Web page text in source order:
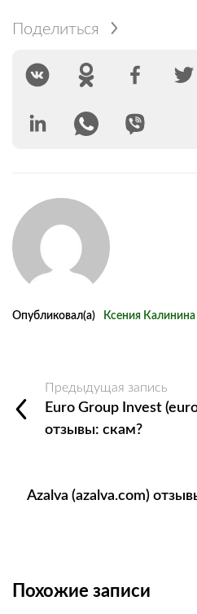
Поделиться
Опубликовал(а) Ксения Калинина
Предыдущая запись
Euro Group Invest
отзывы: скам?
Azalva (azalva.com)
Похожие записи